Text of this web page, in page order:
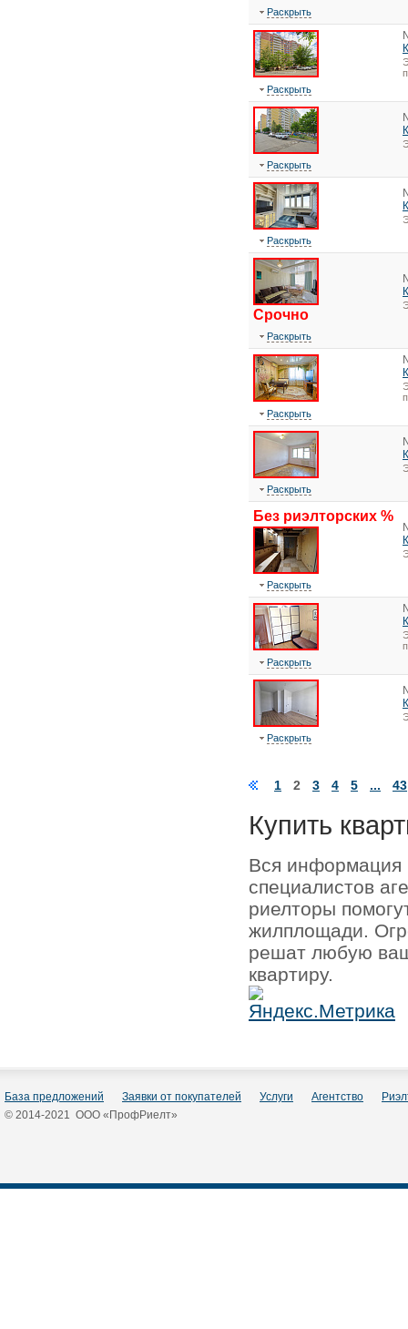
Раскрыть
Раскрыть
Раскрыть
Раскрыть
Срочно
Раскрыть
Раскрыть
Раскрыть
Без риэлторских %
Раскрыть
Раскрыть
Раскрыть
1 2 3 4 5 ... 43
Купить
Вся информация
специалистов
риелторы
жилплощади.
решат любую
квартиру.
База предложений Заявки от покупателей Услуги Агентство
© 2014-2021 ООО «ПрофРиелт»